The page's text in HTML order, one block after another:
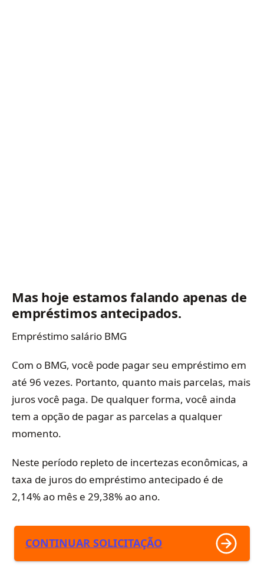
Mas hoje estamos falando apenas de
empréstimos antecipados.
Empréstimo salário BMG
Com o BMG, você pode pagar seu empréstimo em
até 96 vezes. Portanto, quanto mais parcelas, mais
juros você paga. De qualquer forma, você ainda
tem a opção de pagar as parcelas a qualquer
momento.
Neste período repleto de incertezas econômicas, a
taxa de juros do empréstimo antecipado é de
2,14% ao mês e 29,38% ao ano.
CONTINUAR SOLICITAÇÃO